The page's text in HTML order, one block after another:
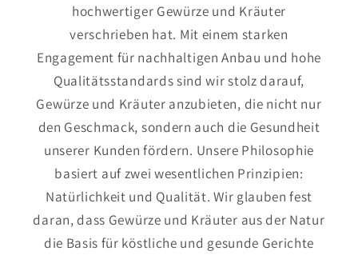
hochwertiger Gewürze und Kräuter
verschrieben hat. Mit einem starken
Engagement für nachhaltigen Anbau und hohe
Qualitätsstandards sind wir stolz darauf,
Gewürze und Kräuter anzubieten, die nicht nur
den Geschmack, sondern auch die Gesundheit
unserer Kunden fördern. Unsere Philosophie
basiert auf zwei wesentlichen Prinzipien:
Natürlichkeit und Qualität. Wir glauben fest
daran, dass Gewürze und Kräuter aus der Natur
die Basis für köstliche und gesunde Gerichte